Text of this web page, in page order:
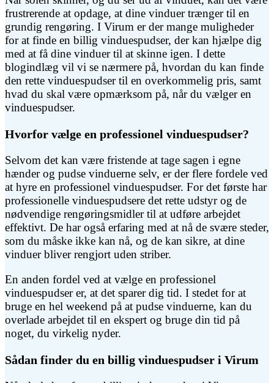
frustrerende at opdage, at dine vinduer trænger til en
grundig rengøring. I Virum er der mange muligheder
for at finde en billig vinduespudser, der kan hjælpe dig
med at få dine vinduer til at skinne igen. I dette
blogindlæg vil vi se nærmere på, hvordan du kan finde
den rette vinduespudser til en overkommelig pris, samt
hvad du skal være opmærksom på, når du vælger en
vinduespudser.
Hvorfor vælge en professionel vinduespudser?
Selvom det kan være fristende at tage sagen i egne
hænder og pudse vinduerne selv, er der flere fordele ved
at hyre en professionel vinduespudser. For det første har
professionelle vinduespudsere det rette udstyr og de
nødvendige rengøringsmidler til at udføre arbejdet
effektivt. De har også erfaring med at nå de svære steder,
som du måske ikke kan nå, og de kan sikre, at dine
vinduer bliver rengjort uden striber.
En anden fordel ved at vælge en professionel
vinduespudser er, at det sparer dig tid. I stedet for at
bruge en hel weekend på at pudse vinduerne, kan du
overlade arbejdet til en ekspert og bruge din tid på
noget, du virkelig nyder.
Sådan finder du en billig vinduespudser i Virum